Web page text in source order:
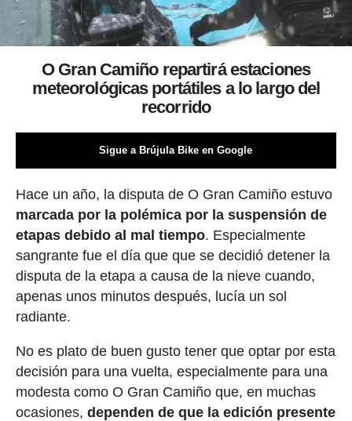
O Gran Camiño repartirá estaciones
meteorológicas portátiles a lo largo del
recorrido
Sigue a Brújula Bike en Google
Hace un año, la disputa de O Gran Camiño estuvo
marcada por la polémica por la suspensión de
etapas debido al mal tiempo. Especialmente
sangrante fue el día que que se decidió detener la
disputa de la etapa a causa de la nieve cuando,
apenas unos minutos después, lucía un sol
radiante.
No es plato de buen gusto tener que optar por esta
decisión para una vuelta, especialmente para una
modesta como O Gran Camiño que, en muchas
ocasiones, dependen de que la edición presente